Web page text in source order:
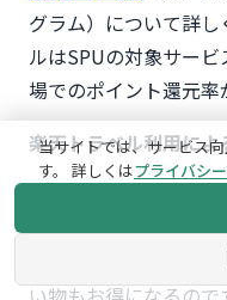
グラム）について詳
ルはSPUの対象サー
場でのポイント還元率
楽天トラベル利用によ
楽天トラベルで
用で、楽天市場での
つまり、海外ホテル
当サイトでは、サービス
す。 詳しくはプライバシ